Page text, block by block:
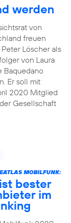
werden
von
freuen
Löscher als
von Laura
Baquedano
Er soll mit
2020 Mitglied
Gesellschaft
MOBILFUNK:
bester
im